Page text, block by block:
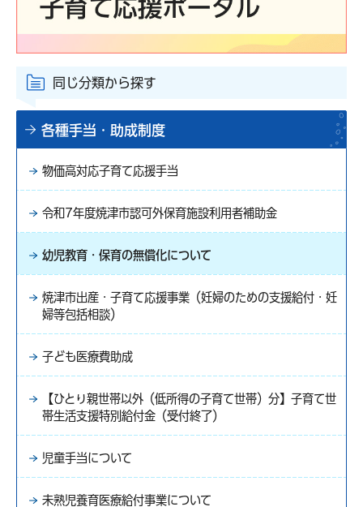
同じ分類から探す
各種手当・助成制度
物価高対応子育て応援手当
令和7年度焼津市認可外保育施設利用者補助金
幼児教育・保育の無償化について
焼津市出産・子育て応援事業（妊婦のための支援給付・妊
婦等包括相談）
子ども医療費助成
【ひとり親世帯以外（低所得の子育て世帯）分】子育て世
帯生活支援特別給付金（受付終了）
児童手当について
未熟児養育医療給付事業について